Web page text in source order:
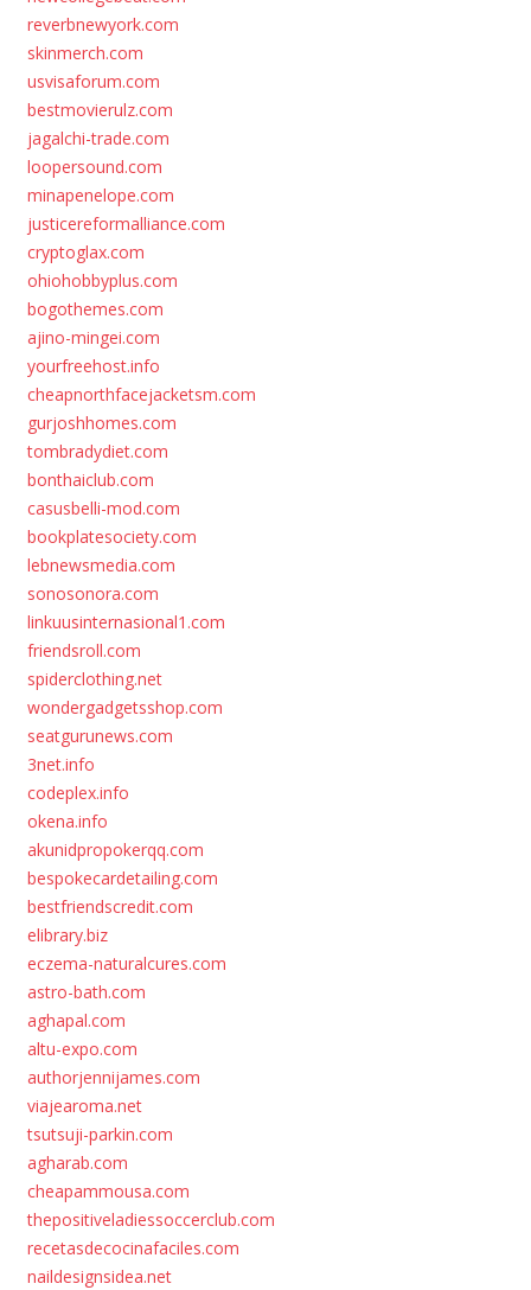
reverbnewyork.com
skinmerch.com
usvisaforum.com
bestmovierulz.com
jagalchi-trade.com
loopersound.com
minapenelope.com
justicereformalliance.com
cryptoglax.com
ohiohobbyplus.com
bogothemes.com
ajino-mingei.com
yourfreehost.info
cheapnorthfacejacketsm.com
gurjoshhomes.com
tombradydiet.com
bonthaiclub.com
casusbelli-mod.com
bookplatesociety.com
lebnewsmedia.com
sonosonora.com
linkuusinternasional1.com
friendsroll.com
spiderclothing.net
wondergadgetsshop.com
seatgurunews.com
3net.info
codeplex.info
okena.info
akunidpropokerqq.com
bespokecardetailing.com
bestfriendscredit.com
elibrary.biz
eczema-naturalcures.com
astro-bath.com
aghapal.com
altu-expo.com
authorjennijames.com
viajearoma.net
tsutsuji-parkin.com
agharab.com
cheapammousa.com
thepositiveladiessoccerclub.com
recetasdecocinafaciles.com
naildesignsidea.net